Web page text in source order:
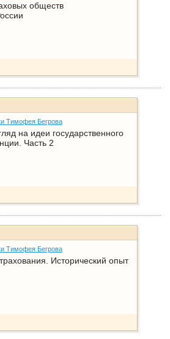
обществ
Тимофея Бегрова
на идеи государственного
Часть 2
Тимофея Бегрова
Исторический опыт